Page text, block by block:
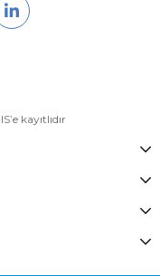
kayıtlıdır